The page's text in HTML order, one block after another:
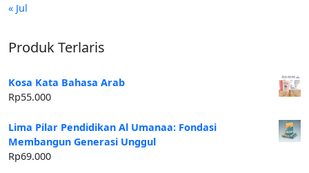
« Jul
Produk Terlaris
Kosa Kata Bahasa Arab
Rp55.000
Lima Pilar Pendidikan Al Umanaa: Fondasi
Membangun Generasi Unggul
Rp69.000